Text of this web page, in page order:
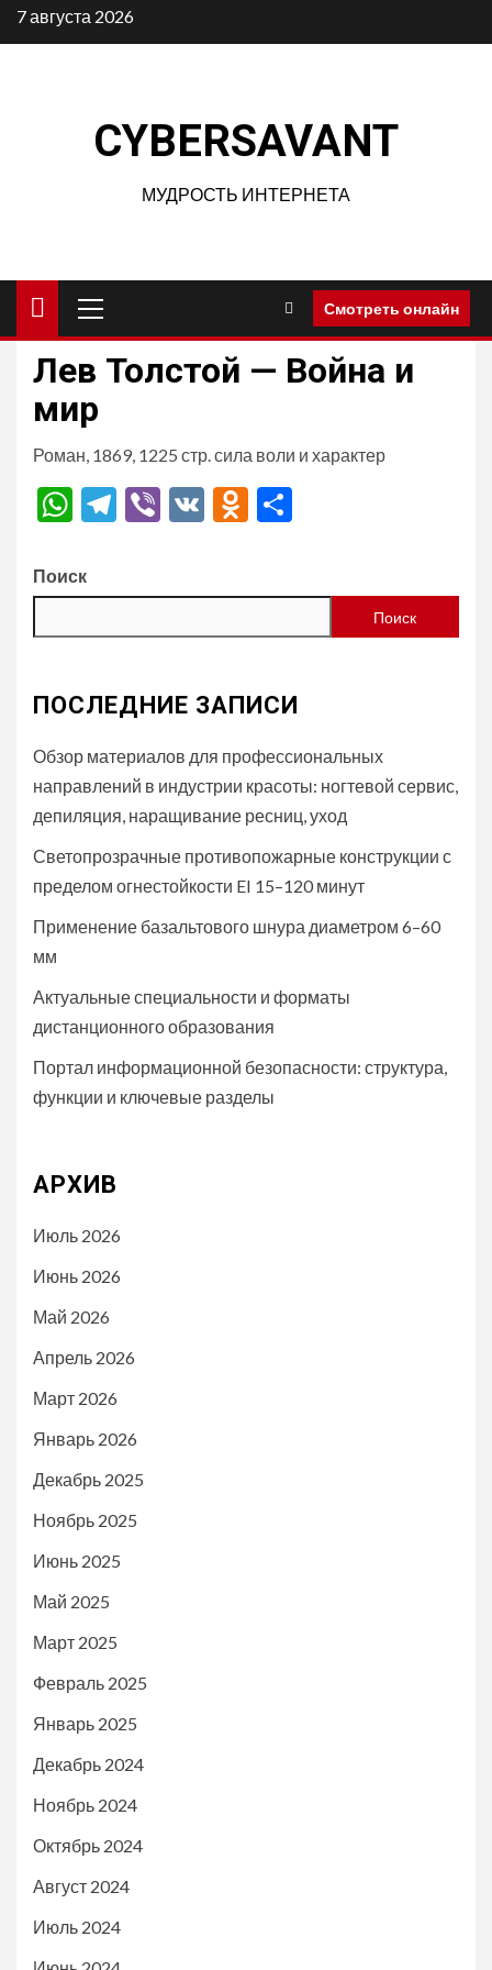
Перейти
к
7 августа 2026
CYBERSAVANT
МУДРОСТЬ ИНТЕРНЕТА
меню
Смотреть онлайн
Лев Толстой — Война и
мир
Роман, 1869, 1225 стр. сила воли и характер
WhatsApp
Telegram
Viber
VK Odnoklassniki
Поиск
Поиск
ПОСЛЕДНИЕ ЗАПИСИ
Обзор материалов для профессиональных
направлений в индустрии красоты: ногтевой сервис,
депиляция, наращивание ресниц, уход
Светопрозрачные противопожарные конструкции с
пределом огнестойкости EI 15–120 минут
Применение базальтового шнура диаметром 6–60
мм
Актуальные специальности и форматы
дистанционного образования
Портал информационной безопасности: структура,
функции и ключевые разделы
АРХИВ
Июль 2026
Июнь 2026
Май 2026
Апрель 2026
Март 2026
Январь 2026
Декабрь 2025
Ноябрь 2025
Июнь 2025
Май 2025
Март 2025
Февраль 2025
Январь 2025
Декабрь 2024
Ноябрь 2024
Октябрь 2024
Август 2024
Июль 2024